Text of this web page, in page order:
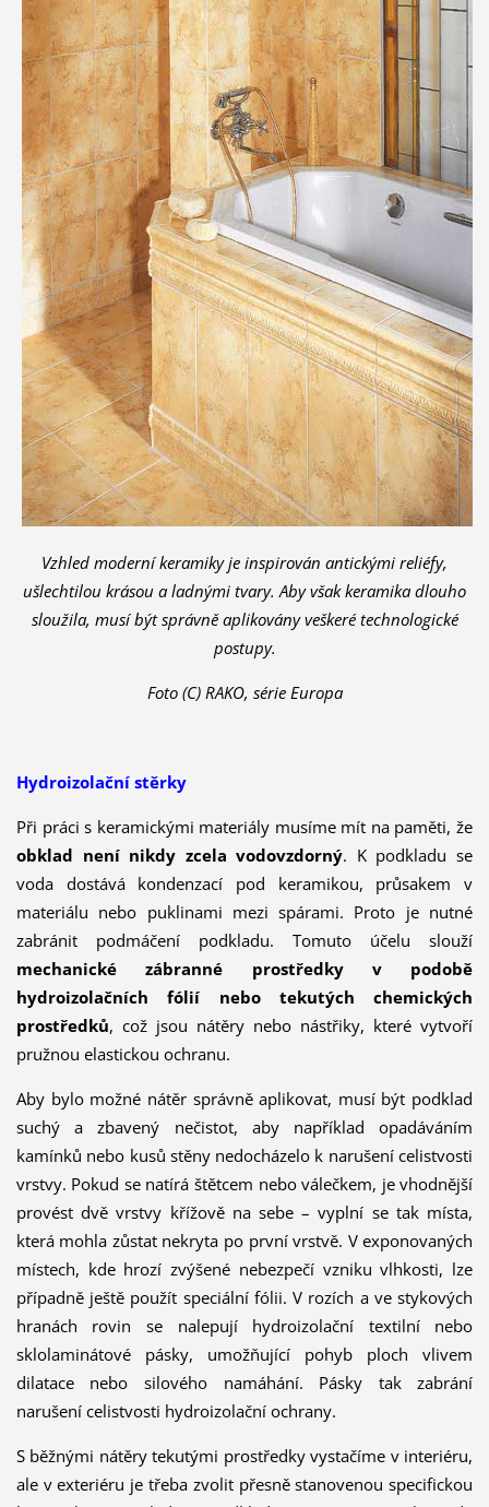
Vzhled moderní keramiky je inspirován antickými reliéfy,
ušlechtilou krásou a ladnými tvary. Aby však keramika dlouho
sloužila, musí být správně aplikovány veškeré technologické
postupy.
Foto (C) RAKO, série Europa
Hydroizolační stěrky
Při práci s keramickými materiály musíme mít na paměti, že
obklad není nikdy zcela vodovzdorný. K podkladu se
voda dostává kondenzací pod keramikou, průsakem v
materiálu nebo puklinami mezi spárami. Proto je nutné
zabránit podmáčení podkladu. Tomuto účelu slouží
mechanické zábranné prostředky v podobě
hydroizolačních fólií nebo tekutých chemických
prostředků, což jsou nátěry nebo nástřiky, které vytvoří
pružnou elastickou ochranu.
Aby bylo možné nátěr správně aplikovat, musí být podklad
suchý a zbavený nečistot, aby například opadáváním
kamínků nebo kusů stěny nedocházelo k narušení celistvosti
vrstvy. Pokud se natírá štětcem nebo válečkem, je vhodnější
provést dvě vrstvy křížově na sebe – vyplní se tak místa,
která mohla zůstat nekryta po první vrstvě. V exponovaných
místech, kde hrozí zvýšené nebezpečí vzniku vlhkosti, lze
případně ještě použít speciální fólii. V rozích a ve stykových
hranách rovin se nalepují hydroizolační textilní nebo
sklolaminátové pásky, umožňující pohyb ploch vlivem
dilatace nebo silového namáhání. Pásky tak zabrání
narušení celistvosti hydroizolační ochrany.
S běžnými nátěry tekutými prostředky vystačíme v interiéru,
ale v exteriéru je třeba zvolit přesně stanovenou specifickou